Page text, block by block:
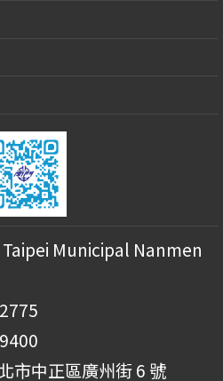
Taipei Municipal Nanmen
市中正區廣州街 6 號